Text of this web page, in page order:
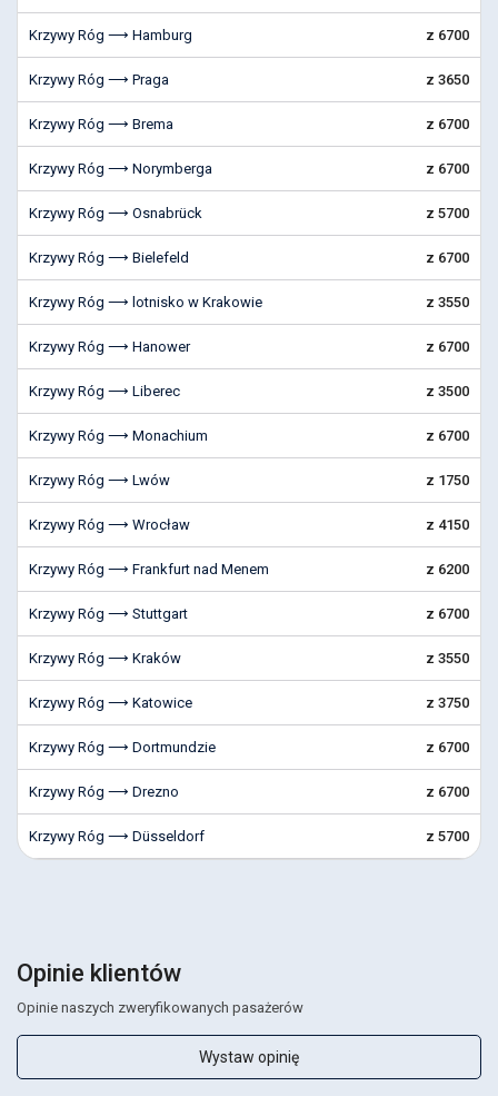
Krzywy Róg ⟶ Hamburg z 6700
Krzywy Róg ⟶ Praga z 3650
Krzywy Róg ⟶ Brema z 6700
Krzywy Róg ⟶ Norymberga z 6700
Krzywy Róg ⟶ Osnabrück z 5700
Krzywy Róg ⟶ Bielefeld z 6700
Krzywy Róg ⟶ lotnisko w Krakowie z 3550
Krzywy Róg ⟶ Hanower z 6700
Krzywy Róg ⟶ Liberec z 3500
Krzywy Róg ⟶ Monachium z 6700
Krzywy Róg ⟶ Lwów z 1750
Krzywy Róg ⟶ Wrocław z 4150
Krzywy Róg ⟶ Frankfurt nad Menem z 6200
Krzywy Róg ⟶ Stuttgart z 6700
Krzywy Róg ⟶ Kraków z 3550
Krzywy Róg ⟶ Katowice z 3750
Krzywy Róg ⟶ Dortmundzie z 6700
Krzywy Róg ⟶ Drezno z 6700
Krzywy Róg ⟶ Düsseldorf z 5700
Opinie klientów
Opinie naszych zweryfikowanych pasażerów
Wystaw opinię